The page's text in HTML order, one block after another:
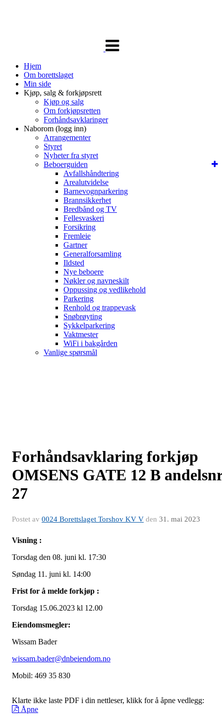
navigasjon
Hjem
Om borettslaget
Min side
Kjøp, salg & forkjøpsrett
Kjøp og salg
Om forkjøpsretten
Forhåndsavklaringer
Naborom (logg inn)
Arrangementer
Styret
Nyheter fra styret
Beboerguiden
Avfallshåndtering
Arealutvidelse
Barnevognparkering
Brannsikkerhet
Bredbånd og TV
Fellesvaskeri
Forsikring
Fremleie
Gartner
Generalforsamling
Ildsted
Nye beboere
Nøkler og navneskilt
Oppussing og vedlikehold
Parkering
Renhold og trappevask
Snøbrøyting
Sykkelparkering
Vaktmester
WiFi i bakgården
Vanlige spørsmål
Forhåndsavklaring forkjøp
OMSENS GATE 12 B
27
Postet av 0024 Borettslaget Torshov KV V den 31. mai 2023
Visning :
Torsdag den 08. juni kl. 17:30
Søndag 11. juni kl. 14:00
Frist for å melde forkjøp :
Torsdag 15.06.2023 kl 12.00
Eiendomsmegler:
Wissam Bader
wissam.bader@dnbeiendom.no
Mobil: 469 35 830
Klarte ikke laste PDF i din nettleser, klikk for å åpne vedlegg:
Åpne